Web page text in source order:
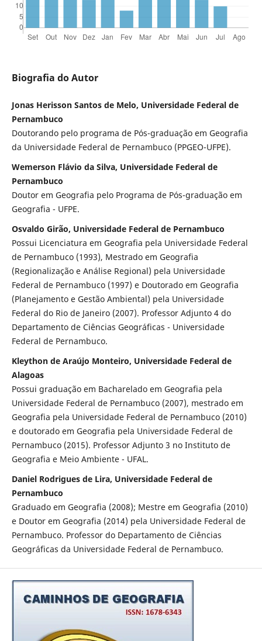
Biografia do Autor
Jonas Herisson Santos de Melo, Universidade Federal de
Pernambuco
Doutorando pelo programa de Pós-graduação em Geografia
da Universidade Federal de Pernambuco (PPGEO-UFPE).
Wemerson Flávio da Silva, Universidade Federal de
Pernambuco
Doutor em Geografia pelo Programa de Pós-graduação em
Geografia - UFPE.
Osvaldo Girão, Universidade Federal de Pernambuco
Possui Licenciatura em Geografia pela Universidade Federal
de Pernambuco (1993), Mestrado em Geografia
(Regionalização e Análise Regional) pela Universidade
Federal de Pernambuco (1997) e Doutorado em Geografia
(Planejamento e Gestão Ambiental) pela Universidade
Federal do Rio de Janeiro (2007). Professor Adjunto 4 do
Departamento de Ciências Geográficas - Universidade
Federal de Pernambuco.
Kleython de Araújo Monteiro, Universidade Federal de
Alagoas
Possui graduação em Bacharelado em Geografia pela
Universidade Federal de Pernambuco (2007), mestrado em
Geografia pela Universidade Federal de Pernambuco (2010)
e doutorado em Geografia pela Universidade Federal de
Pernambuco (2015). Professor Adjunto 3 no Instituto de
Geografia e Meio Ambiente - UFAL.
Daniel Rodrigues de Lira, Universidade Federal de
Pernambuco
Graduado em Geografia (2008); Mestre em Geografia (2010)
e Doutor em Geografia (2014) pela Universidade Federal de
Pernambuco. Professor do Departamento de Ciências
Geográficas da Universidade Federal de Pernambuco.